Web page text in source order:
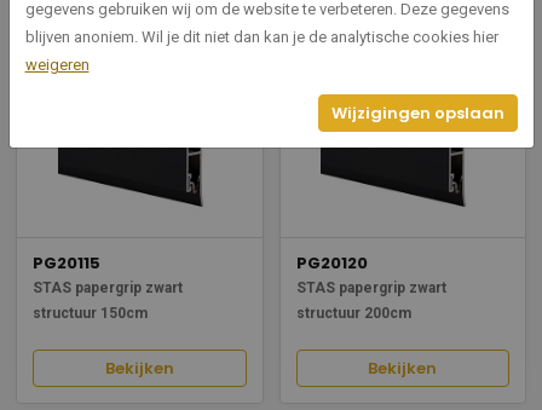
Bekijken Bekijken
PG20115
STAS papergrip zwart
structuur 150cm
Bekijken
PG20120
STAS papergrip zwart
structuur 200cm
Bekijken
gegevens gebruiken wij om de website te verbeteren. Deze gegevens
blijven anoniem. Wil je dit niet dan kan je de analytische cookies hier
weigeren
Wijzigingen opslaan